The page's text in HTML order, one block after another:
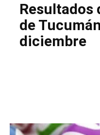
Resultados
de
diciembre